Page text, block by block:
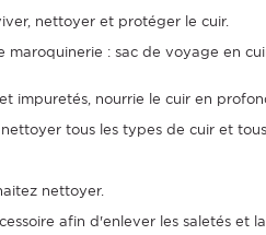
nettoyer et protéger le cuir.
: sac de voyage en
impuretés, nourrie le cuir en
tous les types de cuir et
nettoyer.
afin d'enlever les saletés et